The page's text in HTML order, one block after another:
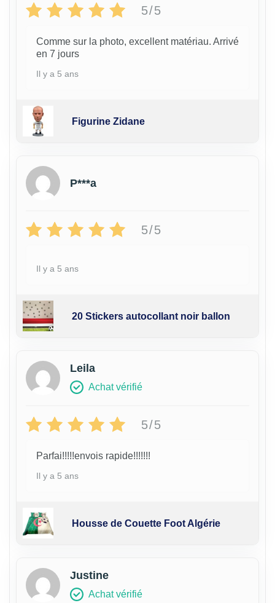
5/5
Comme sur la photo, excellent matériau. Arrivé
en 7 jours
Il y a 5 ans
Figurine Zidane
P***a
5/5
Il y a 5 ans
20 Stickers autocollant noir ballon
Leila
Achat vérifié
5/5
Parfai!!!!!envois rapide!!!!!!!
Il y a 5 ans
Housse de Couette Foot Algérie
Justine
Achat vérifié